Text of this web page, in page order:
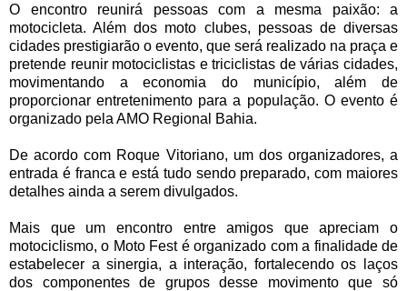
O encontro reunirá pessoas com a mesma paixão: a
motocicleta. Além dos moto clubes, pessoas de diversas
cidades prestigiarão o evento, que será realizado na praça e
pretende reunir motociclistas e triciclistas de várias cidades,
movimentando a economia do município, além de
proporcionar entretenimento para a população. O evento é
organizado pela AMO Regional Bahia.
De acordo com Roque Vitoriano, um dos organizadores, a
entrada é franca e está tudo sendo preparado, com maiores
detalhes ainda a serem divulgados.
Mais que um encontro entre amigos que apreciam o
motociclismo, o Moto Fest é organizado com a finalidade de
estabelecer a sinergia, a interação, fortalecendo os laços
dos componentes de grupos desse movimento que só